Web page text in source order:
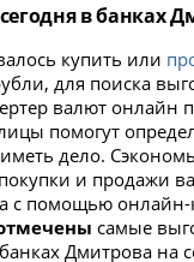
в банках
купить или
для поиска
валют онлайн
помогут
дело.
и продажи
с помощью онлайн-
самые
Дмитрова на